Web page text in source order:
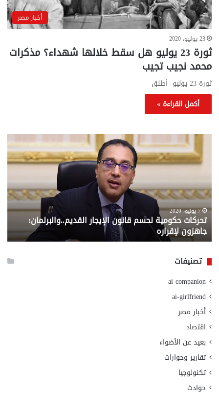
أخبار مصر
23 يوليو، 2020
ثورة 23 يوليو هل سقط خلالها شهداء؟ مذكرات
محمد نجيب تجيب
ثورة 23 يوليو أطلق
أكمل القراءة »
تحركات
حكومية
لحسم
قانون
القديم..والبرلمان:
جاهزون
لإقراره
7 يوليو، 2020
تحركات حكومية لحسم قانون الإيجار القديم..والبرلمان:
جاهزون لإقراره
..
من
تصنيفات
ai companion
ai-girlfriend
أخبار مصر
اقتصاد
بعيد عن الأضواء
تقارير وحوارات
تكنولوجيا
حوادث